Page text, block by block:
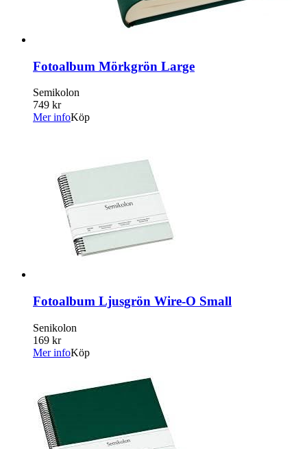
Fotoalbum Mörkgrön Large
Semikolon
749 kr
Mer infoKöp
Fotoalbum Ljusgrön Wire-O Small
Senikolon
169 kr
Mer infoKöp